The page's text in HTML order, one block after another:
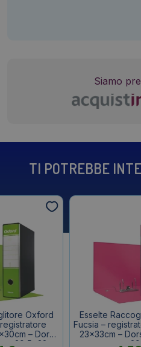
Siamo
TI POTREBBE
Oxford
– Dorso
29,5x32cm
Esselte
Fucsia –
23x33cm –
esterno